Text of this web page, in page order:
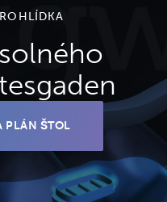
PLÁN ŠTOL